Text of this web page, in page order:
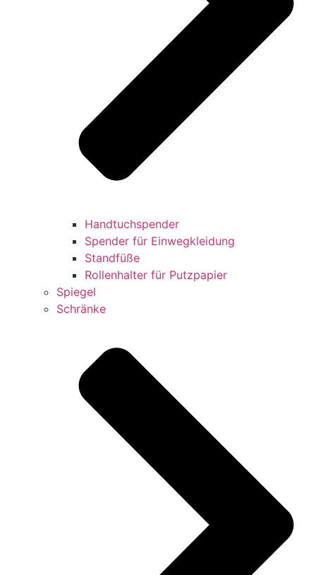
Handtuchspender
Spender für Einwegkleidung
Standfüße
Rollenhalter für Putzpapier
Spiegel
Schränke